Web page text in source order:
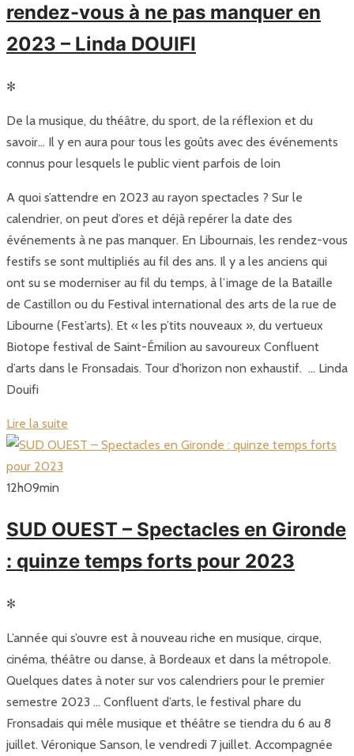
rendez-vous à ne pas manquer en
2023 – Linda DOUIFI
✻
De la musique, du théâtre, du sport, de la réflexion et du
savoir… Il y en aura pour tous les goûts avec des événements
connus pour lesquels le public vient parfois de loin
A quoi s’attendre en 2023 au rayon spectacles ? Sur le
calendrier, on peut d’ores et déjà repérer la date des
événements à ne pas manquer. En Libournais, les rendez-vous
festifs se sont multipliés au fil des ans. Il y a les anciens qui
ont su se moderniser au fil du temps, à l’image de la Bataille
de Castillon ou du Festival international des arts de la rue de
Libourne (Fest’arts). Et « les p’tits nouveaux », du vertueux
Biotope festival de Saint-Émilion au savoureux Confluent
d’arts dans le Fronsadais. Tour d’horizon non exhaustif. … Linda
Douifi
Lire la suite
12h09min
SUD OUEST – Spectacles en Gironde
: quinze temps forts pour 2023
✻
L’année qui s’ouvre est à nouveau riche en musique, cirque,
cinéma, théâtre ou danse, à Bordeaux et dans la métropole.
Quelques dates à noter sur vos calendriers pour le premier
semestre 2023 … Confluent d’arts, le festival phare du
Fronsadais qui mêle musique et théâtre se tiendra du 6 au 8
juillet. Véronique Sanson, le vendredi 7 juillet. Accompagnée